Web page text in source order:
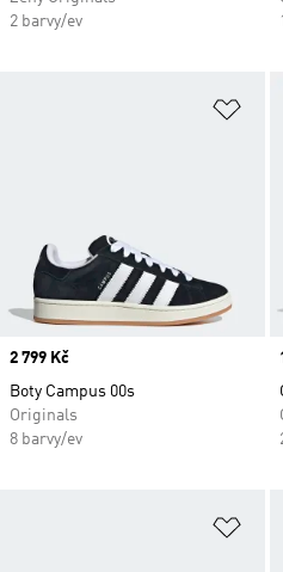
2 barvy/ev
Price
2 799 Kč
Boty Campus 00s
Originals
8 barvy/ev